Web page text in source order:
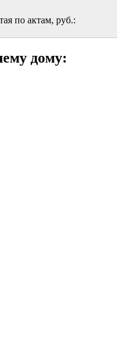
по актам, руб.:
дому: